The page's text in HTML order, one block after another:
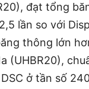
đạt tổng
lần so với
thông lớn
(UHBR20),
ở tần số